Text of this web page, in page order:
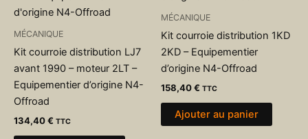
MÉCANIQUE
Kit courroie distribution LJ7
avant 1990 – moteur 2LT –
Equipementier d’origine N4-
Offroad
134,40€ TTC
MÉCANIQUE
Kit courroie distribution 1KD
2KD – Equipementier
d’origine N4-Offroad
158,40€ TTC
Ajouter au panier